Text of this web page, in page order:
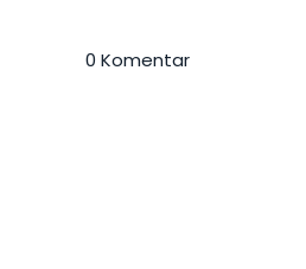
0 Komentar